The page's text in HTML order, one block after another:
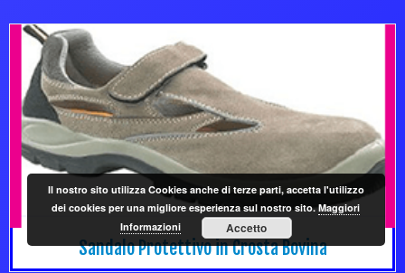
Sandalo Protettivo in Crosta Bovina
Il nostro sito utilizza Cookies anche di terze parti, accetta l'utilizzo
dei cookies per una migliore esperienza sul nostro sito.Maggiori
Informazioni
Accetto